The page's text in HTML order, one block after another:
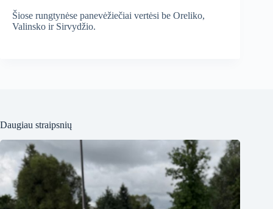
Šiose rungtynėse panevėžiečiai vertėsi be Oreliko,
Valinsko ir Sirvydžio.
Daugiau straipsnių